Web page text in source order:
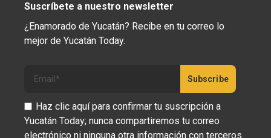
Suscríbete a nuestro newsletter
¿Enamorado de Yucatán? Recibe en tu correo lo
mejor de Yucatán Today.
Haz clic aquí para confirmar tu suscripción a
Yucatán Today; nunca compartiremos tu correo
electrónico ni ninguna otra información con terceros.